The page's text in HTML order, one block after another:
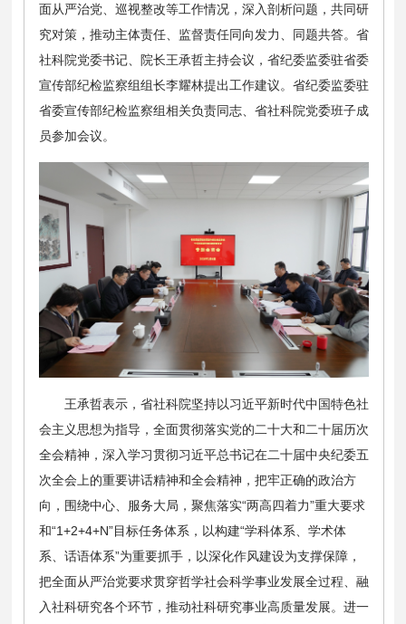
面从严治党、巡视整改等工作情况，深入剖析问题，共同研
究对策，推动主体责任、监督责任同向发力、同题共答。省
社科院党委书记、院长王承哲主持会议，省纪委监委驻省委
宣传部纪检监察组组长李耀林提出工作建议。省纪委监委驻
省委宣传部纪检监察组相关负责同志、省社科院党委班子成
员参加会议。
王承哲表示，省社科院坚持以习近平新时代中国特色社
会主义思想为指导，全面贯彻落实党的二十大和二十届历次
全会精神，深入学习贯彻习近平总书记在二十届中央纪委五
次全会上的重要讲话精神和全会精神，把牢正确的政治方
向，围绕中心、服务大局，聚焦落实“两高四着力”重大要求
和“1+2+4+N”目标任务体系，以构建“学科体系、学术体
系、话语体系”为重要抓手，以深化作风建设为支撑保障，
把全面从严治党要求贯穿哲学社会科学事业发展全过程、融
入社科研究各个环节，推动社科研究事业高质量发展。进一